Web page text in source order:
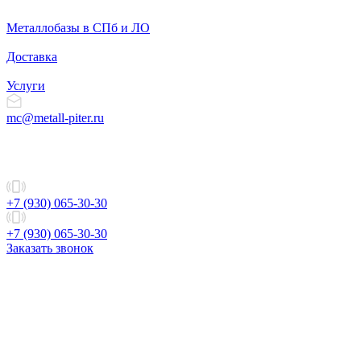
Металлобазы в СПб и ЛО
Доставка
Услуги
mc@metall-piter.ru
+7 (930) 065-30-30
+7 (930) 065-30-30
Заказать звонок